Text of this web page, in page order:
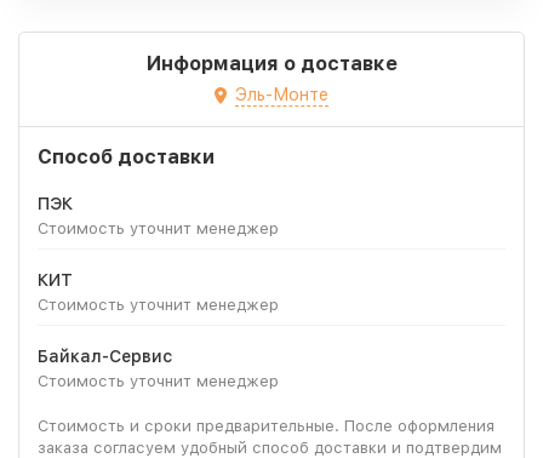
Информация о доставке
Эль-Монте
Способ доставки
ПЭК
Стоимость уточнит менеджер
КИТ
Стоимость уточнит менеджер
Байкал-Сервис
Стоимость уточнит менеджер
Стоимость и сроки предварительные. После оформления
заказа согласуем удобный способ доставки и подтвердим